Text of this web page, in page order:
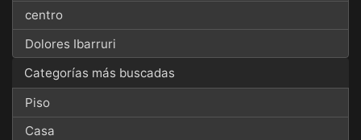
centro
Dolores Ibarruri
Categorías más buscadas
Piso
Casa